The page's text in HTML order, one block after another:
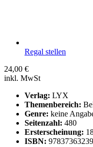
Regal stellen
24,00 €
inkl. MwSt
Verlag: LYX
Themenbereich:
Genre: keine
Seitenzahl: 480
Ersterscheinung:
ISBN: